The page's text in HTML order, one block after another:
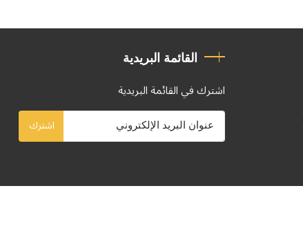
القائمة البريدية
اشترك في القائمة البريدية
اشترك